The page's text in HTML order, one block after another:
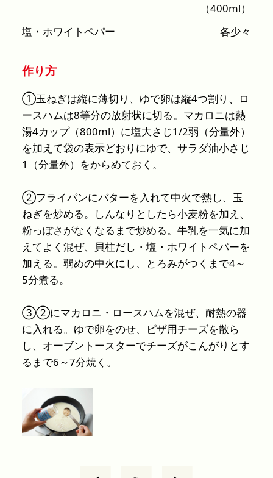
（400ml）
塩・ホワイトペパー
各少々
作り方
①玉ねぎは縦に薄切り、ゆで卵は縦4つ割り、ロ
ースハムは8等分の放射状に切る。マカロニは熱
湯4カップ（800ml）に塩大さじ1/2弱（分量外）
を加えて袋の表示どおりにゆで、サラダ油小さじ
1（分量外）をからめておく。
②フライパンにバターを入れて中火で熱し、玉
ねぎを炒める。しんなりとしたら小麦粉を加え、
粉っぽさがなくなるまで炒める。牛乳を一気に加
えてよく混ぜ、貝柱だし・塩・ホワイトペパーを
加える。弱めの中火にし、とろみがつくまで4～
5分煮る。
③②にマカロニ・ロースハムを混ぜ、耐熱の器
に入れる。ゆで卵をのせ、ピザ用チーズを散ら
し、オーブントースターでチーズがこんがりとす
るまで6～7分焼く。